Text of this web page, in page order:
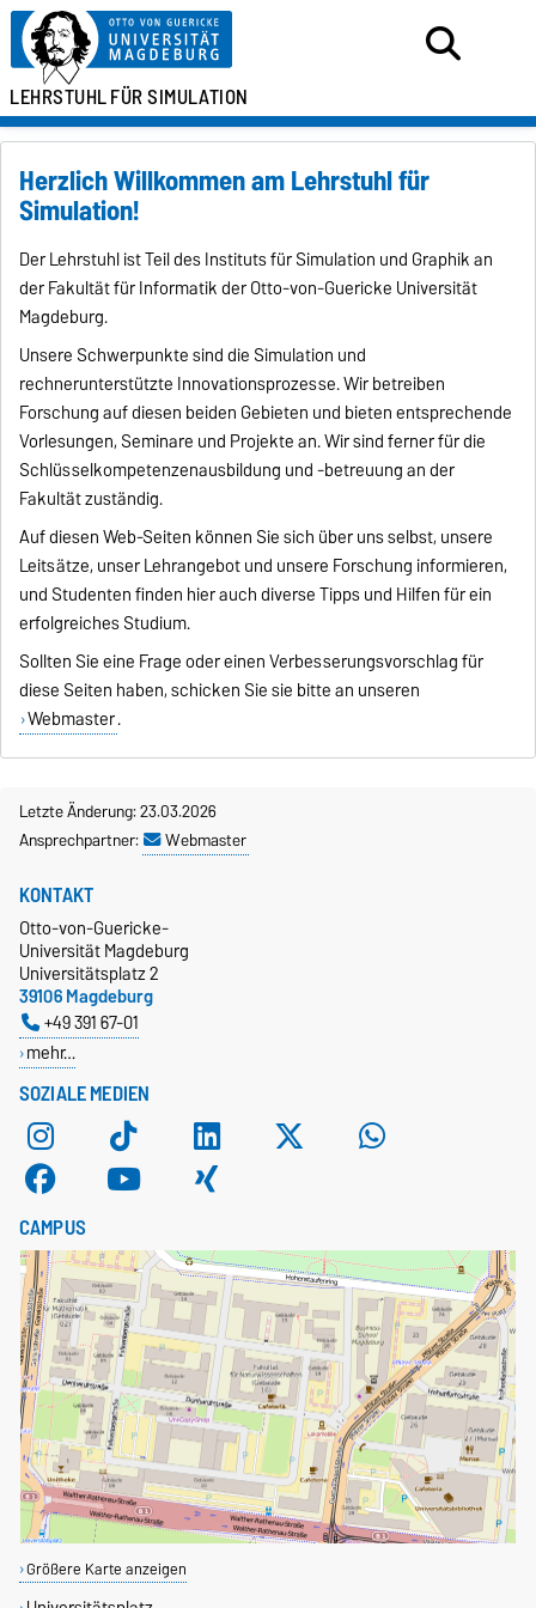
LEHRSTUHLFÜR SIMULATION
Herzlich Willkommen am Lehrstuhl für
Simulation!
Der Lehrstuhl ist Teil des Instituts für Simulation und Graphik an
der Fakultät für Informatik der Otto-von-Guericke Universität
Magdeburg.
Unsere Schwerpunkte sind die Simulation und
rechnerunterstützte Innovationsprozesse. Wir betreiben
Forschung auf diesen beiden Gebieten und bieten entsprechende
Vorlesungen, Seminare und Projekte an. Wir sind ferner für die
Schlüsselkompetenzenausbildung und -betreuung an der
Fakultät zuständig.
Auf diesen Web-Seiten können Sie sich über uns selbst, unsere
Leitsätze, unser Lehrangebot und unsere Forschung informieren,
und Studenten finden hier auch diverse Tipps und Hilfen für ein
erfolgreiches Studium.
Sollten Sie eine Frage oder einen Verbesserungsvorschlag für
diese Seiten haben, schicken Sie sie bitte an unseren
Webmaster.
Letzte Änderung: 23.03.2026
Ansprechpartner:
Webmaster
SOZIALE MEDIEN
KONTAKT
Otto-von-Guericke-
Universität Magdeburg
Universitätsplatz 2
39106 Magdeburg
+49 391 67-01
mehr…
CAMPUS
Größere Karte anzeigen